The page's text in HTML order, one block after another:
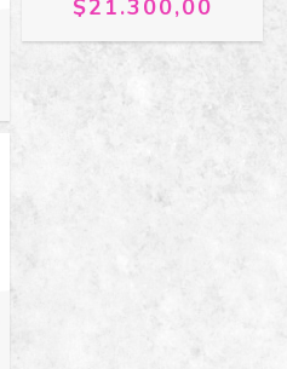
$21.300,00